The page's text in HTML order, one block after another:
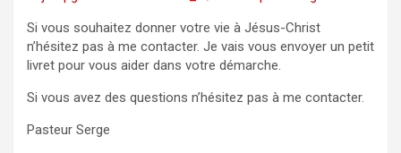
Si vous souhaitez donner votre vie à Jésus-Christ
n’hésitez pas à me contacter. Je vais vous envoyer un petit
livret pour vous aider dans votre démarche.
Si vous avez des questions n’hésitez pas à me contacter.
Pasteur Serge